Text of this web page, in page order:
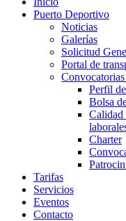
Puerto Deportivo
Noticias
Galerías
Solicitud
Portal de
Perfil
Bolsa
Calidad
Charter
Tarifas
Servicios
Eventos
Contacto